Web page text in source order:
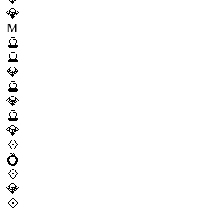
💎
M
🔮
🔮
💎
🔮
💎
🔮
💎
💠
💍
💠
💎
💠